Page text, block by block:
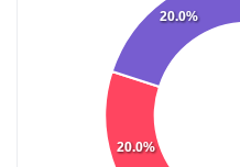
20.0%
20.0%